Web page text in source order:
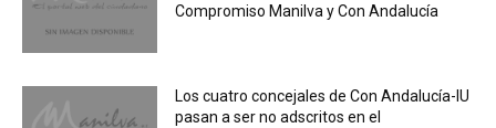
Compromiso Manilva y Con Andalucía
Los cuatro concejales de Con Andalucía-IU
pasan a ser no adscritos en el